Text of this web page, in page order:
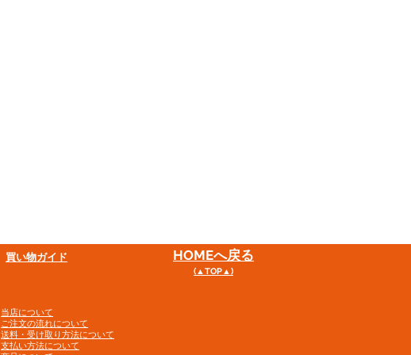
買い物ガイド HOMEへ戻る
(▲TOP▲)
​当店について
ご注文の流れについて
送料・受け取り方法について
支払い方法について